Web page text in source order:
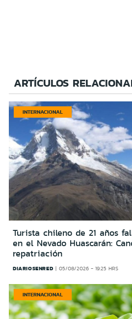
ARTÍCULOS
INTERNACIONAL
Turista chileno de 21 años
en el Nevado Huascarán:
repatriación
DIARIOSENRED 05/08/2026 - 19:25 HRS
INTERNACIONAL